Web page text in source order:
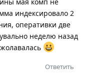
индексировало 2
оперативки две
неделю назад
Ответить